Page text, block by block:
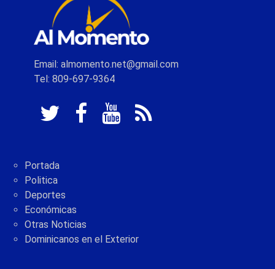
Email: almomento.net@gmail.com
Tel: 809-697-9364
Portada
Politica
Deportes
Económicas
Otras Noticias
Dominicanos en el Exterior